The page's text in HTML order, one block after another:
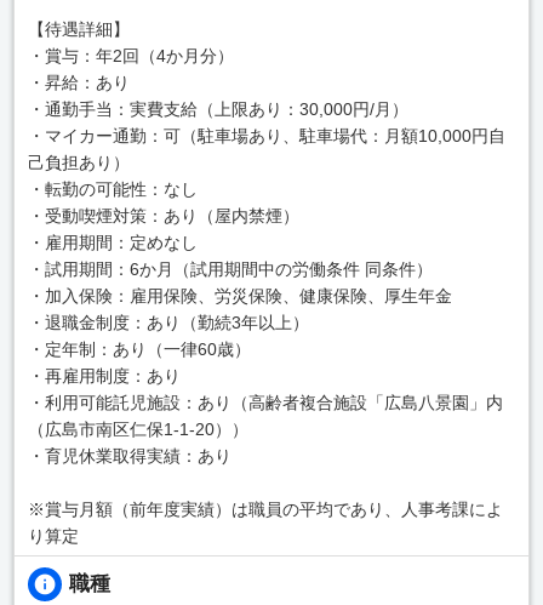
【待遇詳細】
・賞与：年2回（4か月分）
・昇給：あり
・通勤手当：実費支給（上限あり：30,000円/月）
・マイカー通勤：可（駐車場あり、駐車場代：月額10,000円自
己負担あり）
・転勤の可能性：なし
・受動喫煙対策：あり（屋内禁煙）
・雇用期間：定めなし
・試用期間：6か月（試用期間中の労働条件 同条件）
・加入保険：雇用保険、労災保険、健康保険、厚生年金
・退職金制度：あり（勤続3年以上）
・定年制：あり（一律60歳）
・再雇用制度：あり
・利用可能託児施設：あり（高齢者複合施設「広島八景園」内
（広島市南区仁保1-1-20））
・育児休業取得実績：あり
※賞与月額（前年度実績）は職員の平均であり、人事考課によ
り算定
職種